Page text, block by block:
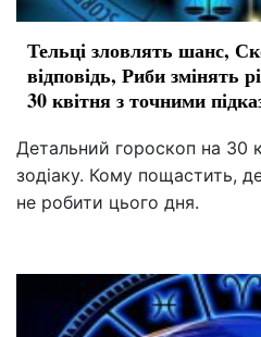
Тельці зловлять шанс,
відповідь, Риби змінять
30 квітня з точними
Детальний гороскоп на 30
зодіаку. Кому пощастить,
не робити цього дня.